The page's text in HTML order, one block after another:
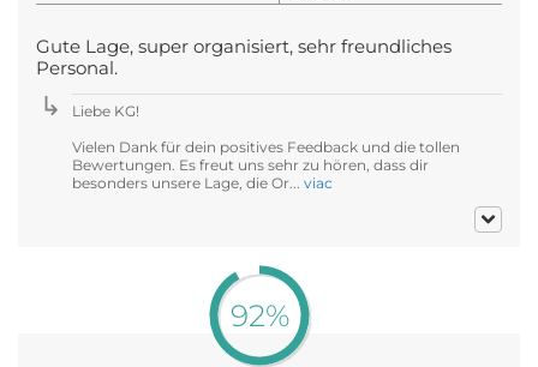
Gute Lage, super organisiert, sehr freundliches
Personal.
Liebe KG!
Vielen Dank für dein positives Feedback und die tollen
Bewertungen. Es freut uns sehr zu hören, dass dir
besonders unsere Lage, die Or... viac
92%